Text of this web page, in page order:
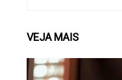
VEJAMAIS